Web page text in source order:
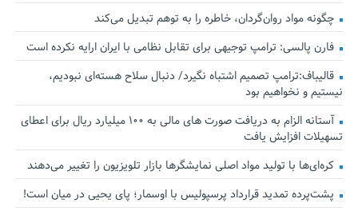
چگونه مواد روان‌گردان، خاطره را به توهم تبدیل می‌کند
فارن پالسی: ترامپ توجیهی برای تقابل نظامی با ایران ارایه نکرده است
قالیباف:ترامپ تصمیم اشتباه نگیرد/ دنبال سلاح هسته‌ای نبودیم،
نیستیم و نخواهیم بود
آستانه الزام به دریافت صورت های مالی به ۱۰۰ میلیارد ریال برای اعطای
تسهیلات افزایش یافت
کره‌ای‌ها با تولید مواد اصلی نمایشگرها بازار تلویزیون را تغییر می‌دهند
پشت‌پرده تمدید قرارداد پرسپولیس با اوسمار؛ پای یحیی در میان است!